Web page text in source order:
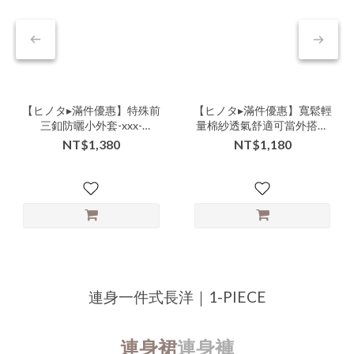
【ヒノタ▸滿件優惠】特殊前
三釦防曬小外套-xxx-
000005▶
NT$1,380
【ヒノタ▸滿件優惠】寬鬆輕
量棉紗透氣舒適可當外搭兩
用短袖襯衫-ccc-106506▶
NT$1,180
連身一件式長洋｜1-PIECE
連身裙連身褲